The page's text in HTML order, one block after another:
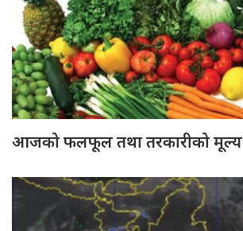
आजको फलफूल तथा तरकारीको मूल्य